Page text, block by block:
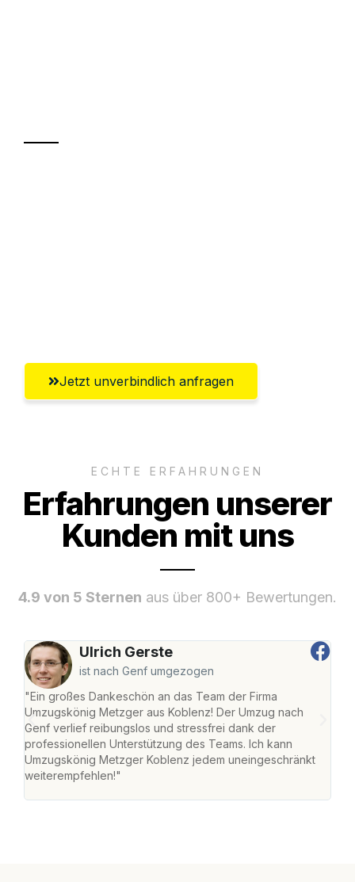
Jetzt unverbindlich anfragen
ECHTE ERFAHRUNGEN
Erfahrungen unserer
Kunden mit uns
4.9 von 5 Sternen aus über 800+ Bewertungen.
Ulrich Gerste
ist nach Genf umgezogen
"Ein großes Dankeschön an das Team der Firma
Umzugskönig Metzger aus Koblenz! Der Umzug nach
Genf verlief reibungslos und stressfrei dank der
professionellen Unterstützung des Teams. Ich kann
Umzugskönig Metzger Koblenz jedem uneingeschränkt
weiterempfehlen!"